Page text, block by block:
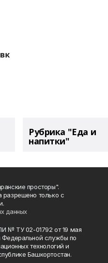
Рубрика "Еда и
напитки"
просторы".
разрешено только с
данных
№ ТУ 02-01792 от 19 мая
Федеральной службы по
технологий и
Башкортостан.